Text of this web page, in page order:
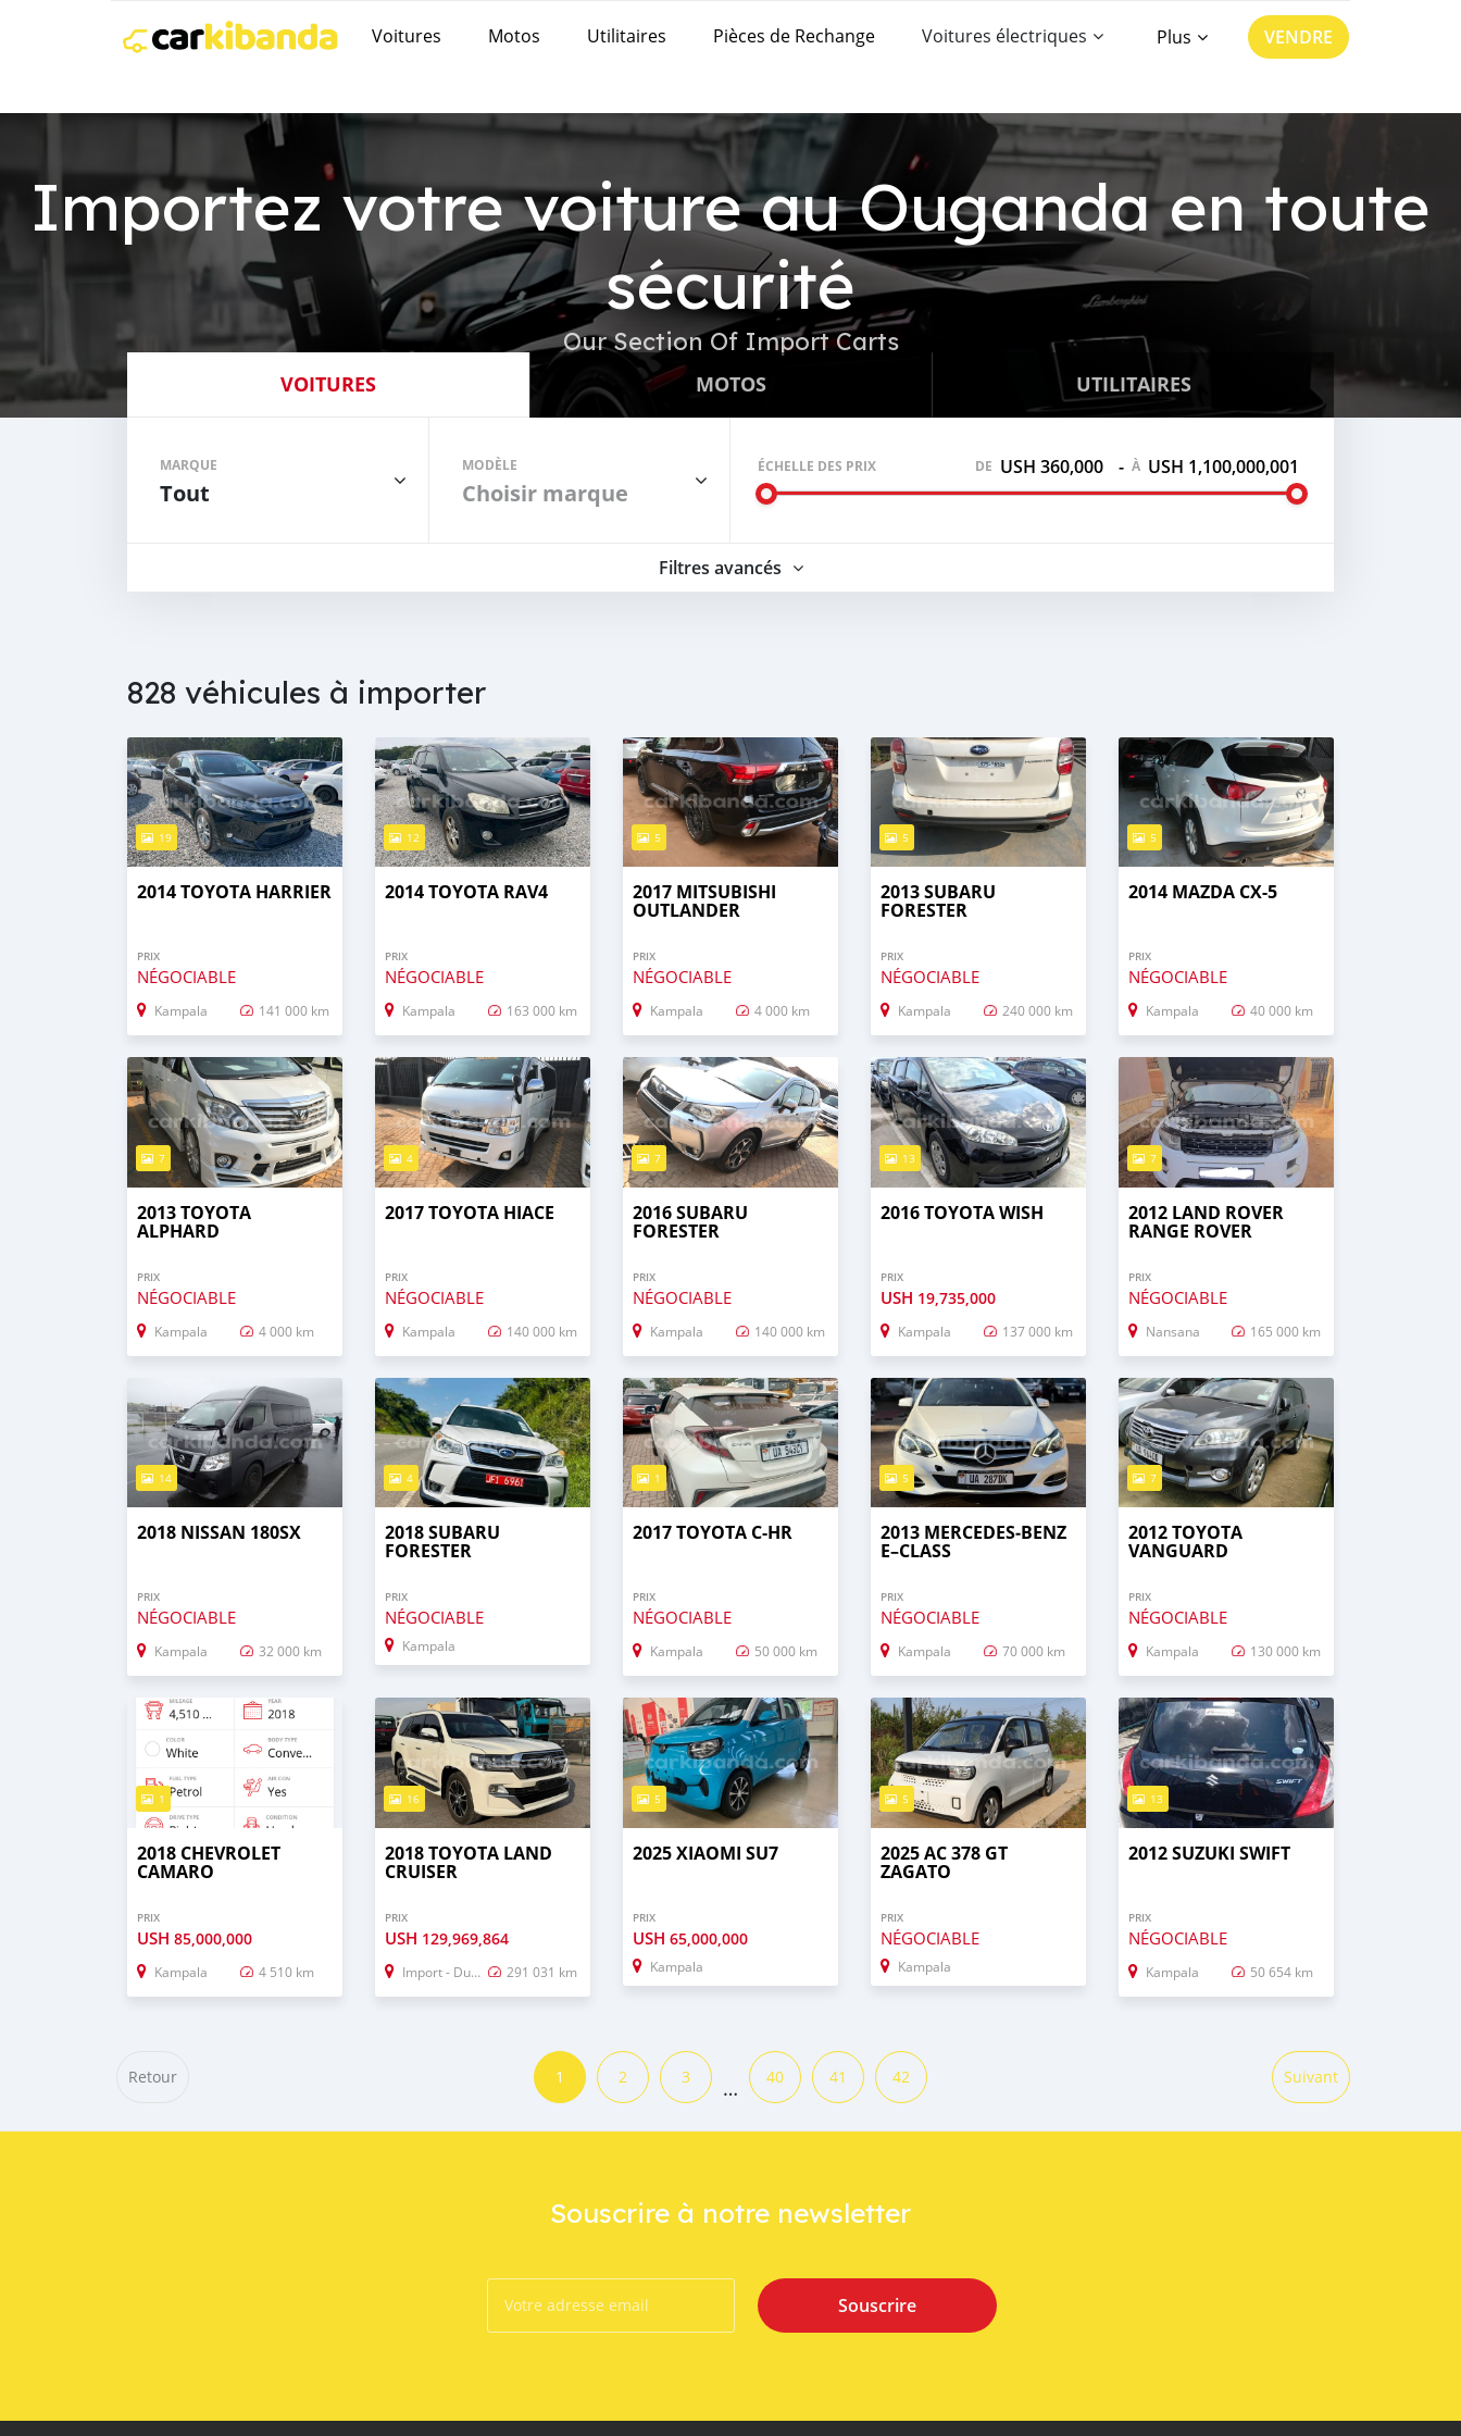
Voitures Motos Utilitaires Pièces de Rechange Voitures électriques Plus VENDRE
Importez votre voiture au Ouganda en toute
sécurité
Our Section Of Import Carts
VOITURES MOTOS UTILITAIRES
MARQUE
Tout
MODÈLE
Choisir marque
ÉCHELLE DES PRIX DE USH 360,000 - À USH 1,100,000,001
Filtres avancés
828 véhicules à importer
19
2014 TOYOTA HARRIER
PRIX
NÉGOCIABLE
Kampala 141 000 km
12
2014 TOYOTA RAV4
PRIX
NÉGOCIABLE
Kampala 163 000 km
5
2017 MITSUBISHI
OUTLANDER
PRIX
NÉGOCIABLE
Kampala 4 000 km
5
2013 SUBARU
FORESTER
PRIX
NÉGOCIABLE
Kampala 240 000 km
5
2014 MAZDA CX-5
PRIX
NÉGOCIABLE
Kampala 40 000 km
7
2013 TOYOTA
ALPHARD
PRIX
NÉGOCIABLE
Kampala 4 000 km
4
2017 TOYOTA HIACE
PRIX
NÉGOCIABLE
Kampala 140 000 km
7
2016 SUBARU
FORESTER
PRIX
NÉGOCIABLE
Kampala 140 000 km
13
2016 TOYOTA WISH
PRIX
USH 19,735,000
Kampala 137 000 km
7
2012 LAND ROVER
RANGE ROVER
PRIX
NÉGOCIABLE
Nansana 165 000 km
14
2018 NISSAN 180SX
PRIX
NÉGOCIABLE
Kampala 32 000 km
4
2018 SUBARU
FORESTER
PRIX
NÉGOCIABLE
Kampala
1
2017 TOYOTA C-HR
PRIX
NÉGOCIABLE
Kampala 50 000 km
5
2013 MERCEDES‒BENZ
E–CLASS
PRIX
NÉGOCIABLE
Kampala 70 000 km
7
2012 TOYOTA
VANGUARD
PRIX
NÉGOCIABLE
Kampala 130 000 km
1
2018 CHEVROLET
CAMARO
PRIX
USH 85,000,000
Kampala 4 510 km
16
2018 TOYOTA LAND
CRUISER
PRIX
USH 129,969,864
Import - Dubai 291 031 km
5
2025 XIAOMI SU7
PRIX
USH 65,000,000
Kampala
5
2025 AC 378 GT
ZAGATO
PRIX
NÉGOCIABLE
Kampala
13
2012 SUZUKI SWIFT
PRIX
NÉGOCIABLE
Kampala 50 654 km
Retour 1 2 3 … 40 41 42 Suivant
Souscrire à notre newsletter
Souscrire